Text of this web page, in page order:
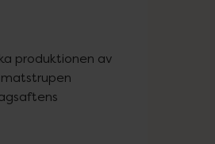
produktionen av